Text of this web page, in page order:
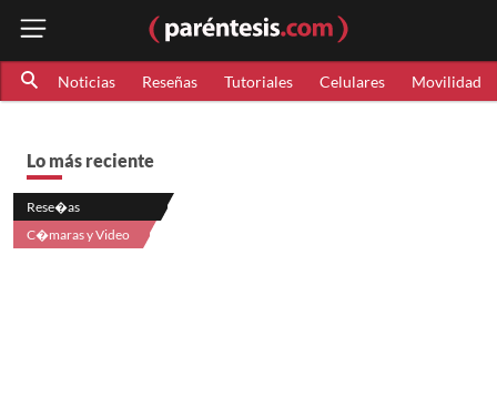
Noticias Reseñas Tutoriales Celulares Movilidad
Lo más reciente
Rese�as
C�maras y Video